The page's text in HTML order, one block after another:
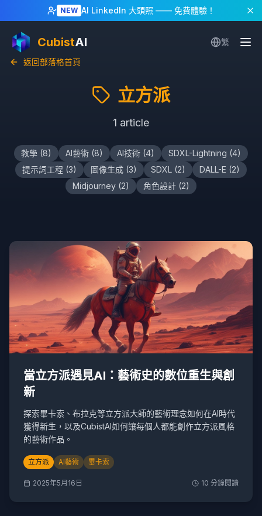
NEW AI LinkedIn 大頭照 —— 免費體驗！
CubistAI
繁
返回部落格首頁
立方派
1 article
教學 (8) AI藝術 (8) AI技術 (4) SDXL-Lightning (4)
提示詞工程 (3) 圖像生成 (3) SDXL (2) DALL-E (2)
Midjourney (2) 角色設計 (2)
當立方派遇見AI：藝術史的數位重生與創
新
探索畢卡索、布拉克等立方派大師的藝術理念如何在AI時代
獲得新生，以及CubistAI如何讓每個人都能創作立方派風格
的藝術作品。
立方派 AI藝術 畢卡索
2025年5月16日 10 分鐘閱讀